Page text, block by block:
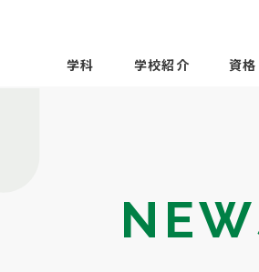
学科 学校紹介 資格